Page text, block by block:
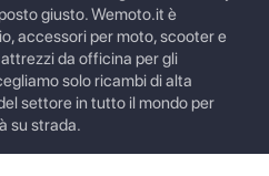
giusto. Wemoto.it è
accessori per moto, scooter e
da officina per gli
solo ricambi di alta
settore in tutto il mondo per
su strada.